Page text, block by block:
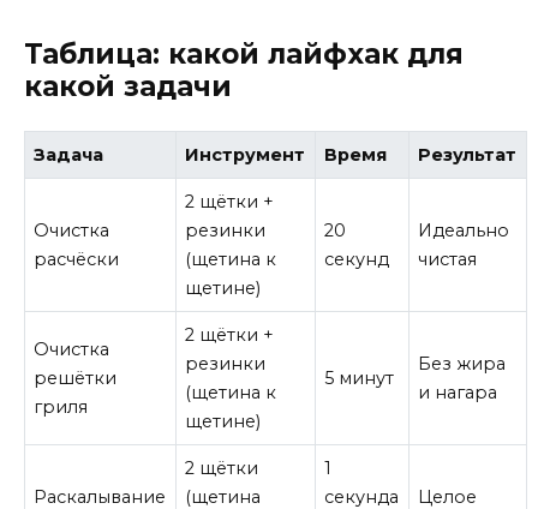
Таблица: какой лайфхак для
какой задачи
Задача Инструмент Время Результат
Очистка
расчёски
2 щётки +
резинки
(щетина к
щетине)
20
секунд
Идеально
чистая
Очистка
решётки
гриля
2 щётки +
резинки
(щетина к
щетине)
5 минут
Без жира
и нагара
Раскалывание
2 щётки
(щетина
1
секунда
Целое